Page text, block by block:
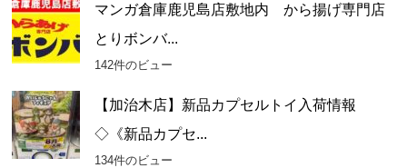
マンガ倉庫鹿児島店敷地内 から揚げ専門店
とりボンバ...
142件のビュー
【加治木店】新品カプセルトイ入荷情報
◇《新品カプセ...
134件のビュー